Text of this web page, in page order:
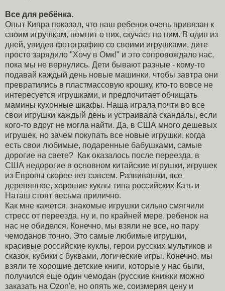
Все для ребёнка.
Опыт Кипра показал, что наш ребенок очень привязан к
своим игрушкам, помнит о них, скучает по ним. В один из
дней, увидев фотографию со своими игрушками, дите
просто зарядило "Хочу в Омк!" и это сопровождало нас,
пока мы не вернулись. Дети бывают разные - кому-то
подавай каждый день новые машинки, чтобы завтра они
превратились в пластмассовую крошку, кто-то вовсе не
интересуется игрушками, и предпочитает обчищать
мамины кухонные шкафы. Наша играла почти во все
свои игрушки каждый день и устраивала скандалы, если
кого-то вдруг не могла найти. Да, в США много дешевых
игрушек, но зачем покупать все новые игрушки, когда
есть свои любимые, подаренные бабушками, самые
дорогие на свете? Как оказалось после переезда, в
США недорогие в основном китайские игрушки, игрушек
из Европы скорее нет совсем. Развивашки, все
деревянное, хорошие куклы типа российских Кать и
Наташ стоят весьма прилично.
Как мне кажется, знакомые игрушки сильно смягчили
стресс от переезда, ну и, по крайней мере, ребенок на
нас не обиделся. Конечно, мы взяли не все, но пару
чемоданов точно. Это самые любимые игрушки,
красивые российские куклы, герои русских мультиков и
сказок, кубики с буквами, логические игры. Конечно, мы
взяли те хорошие детские книги, которые у нас были,
получился еще один чемодан (русские книжки можно
заказать на Ozon'e, но опять же, соизмеряя цену и